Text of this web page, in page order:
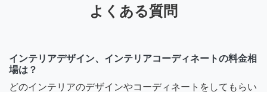
よくある質問
インテリアデザイン、インテリアコーディネートの料金相
場は？
どのインテリアのデザインやコーディネートをしてもらい